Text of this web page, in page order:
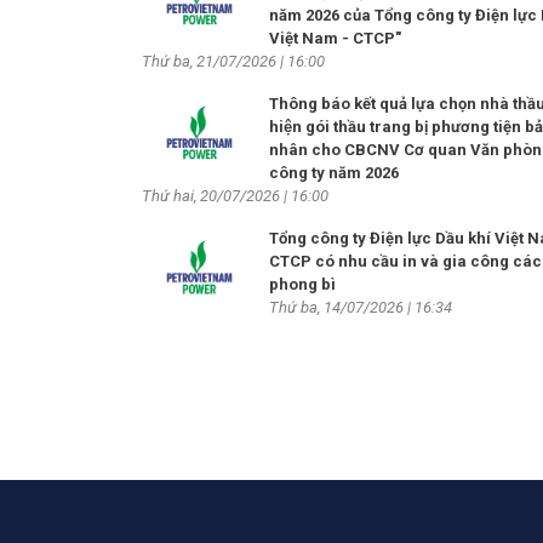
năm 2026 của Tổng công ty Điện lực
Việt Nam - CTCP"
Thứ ba, 21/07/2026 | 16:00
Thông báo kết quả lựa chọn nhà
hiện gói thầu trang bị phương tiện
nhân cho CBCNV Cơ quan Văn
công ty năm 2026
Thứ hai, 20/07/2026 | 16:00
Tổng công ty Điện lực Dầu khí Việt
CTCP có nhu cầu in và gia công
phong bì
Thứ ba, 14/07/2026 | 16:34